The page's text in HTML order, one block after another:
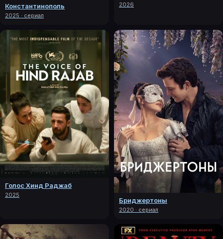
Константинополь
2025 · сериал
2026
Голос Хинд Раджаб
2025
Бриджертоны
2020 · сериал